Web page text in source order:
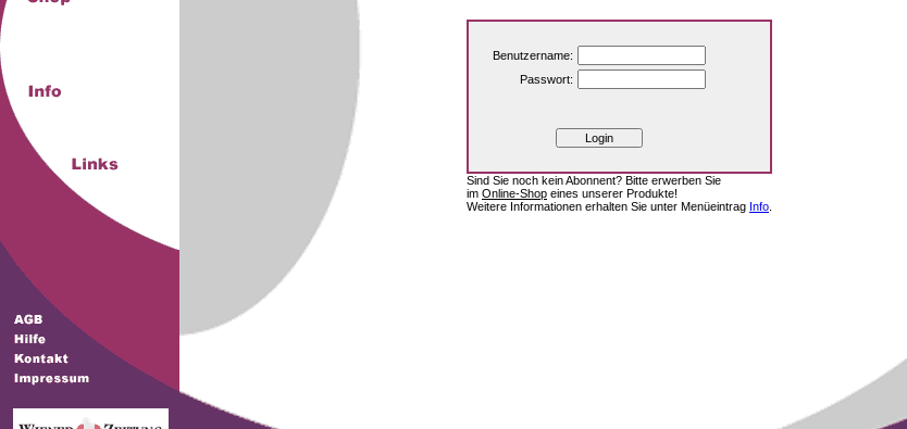
Benutzername:
Passwort:
Sind Sie noch kein Abonnent? Bitte erwerben Sie
im Online-Shop eines unserer Produkte!
Weitere Informationen erhalten Sie unter Menüeintrag Info